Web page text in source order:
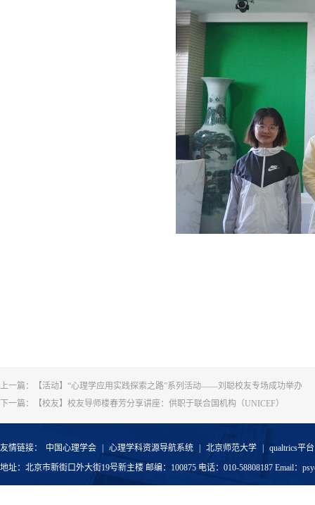
上一篇：
【活动】“心理学应用实践探索之路”系列活动——刘聪校友专场成功举办
下一篇：
【校友】校友导师楼春芳分享讲座：供职于联合国机构（UNICEF）
友情链接： 中国心理学会 心理学科资源导航系统 北京师范大学
qualtrics平台
地址：北京市新街口外大街19号新主楼 邮编：100875 电话：010-58808187 Email：